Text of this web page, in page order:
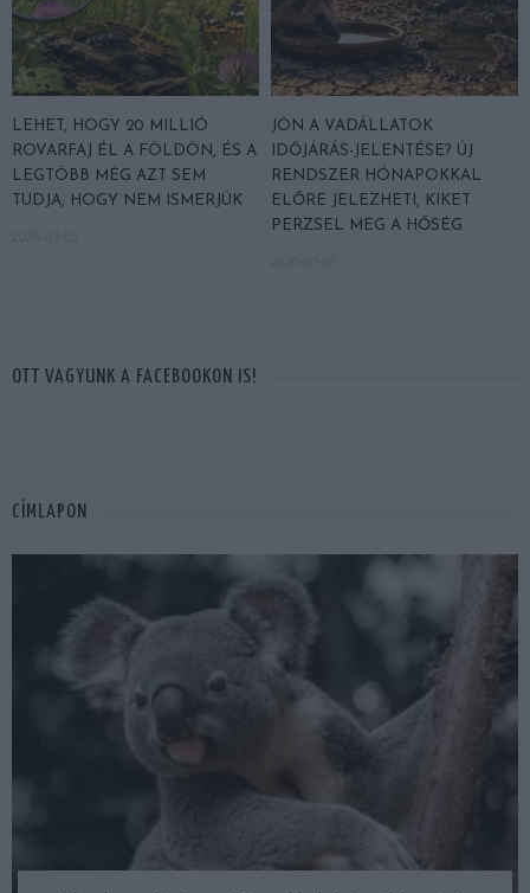
LEHET, HOGY 20 MILLIÓ
ROVARFAJ ÉL A FÖLDÖN, ÉS A
LEGTÖBB MÉG AZT SEM
TUDJA, HOGY NEM ISMERJÜK
JÖN A VADÁLLATOK
IDŐJÁRÁS-JELENTÉSE? ÚJ
RENDSZER HÓNAPOKKAL
ELŐRE JELEZHETI, KIKET
PERZSEL MEG A HŐSÉG
OTT VAGYUNK A FACEBOOKON IS!
CÍMLAPON